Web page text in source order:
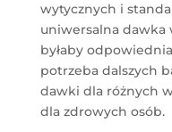
wytycznych i
uniwersalna
byłaby
potrzeba dalszych
dawki dla różnych
dla zdrowych osób​​.